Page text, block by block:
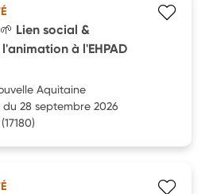
🌱 Lien social &
à l'EHPAD
Aquitaine
28 septembre 2026
(17180)